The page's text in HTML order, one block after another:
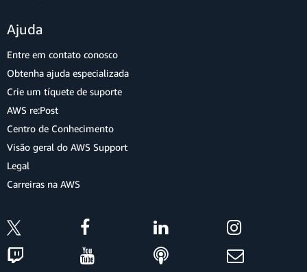
Ajuda
Entre em contato conosco
Obtenha ajuda especializada
Crie um tíquete de suporte
AWS re:Post
Centro de Conhecimento
Visão geral do AWS Support
Legal
Carreiras na AWS